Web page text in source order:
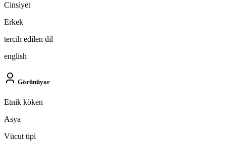
Cinsiyet
Erkek
tercih edilen dil
english
Görünüyor
Etnik köken
Asya
Vücut tipi